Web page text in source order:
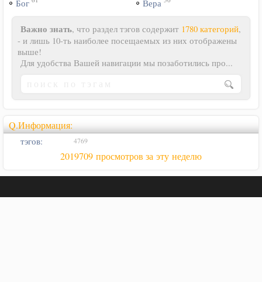
Бог Вера
Важно знать, что раздел тэгов содержит 1780 категорий,
- и лишь 10-ть наиболее посещаемых из них отображены
выше!
Для удобства Вашей навигации мы позаботились про...
Q.Информация:
тэгов: 4769
2019709 просмотров за эту неделю